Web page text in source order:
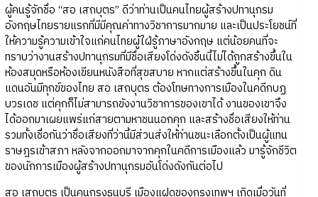
ผู้คนรู้จักชื่อ “สอ เสถบุตร” ดีว่าท่านเป็นคนไทยผู้สร้างปทานุกรม
อังกฤษไทยรายแรกที่มีมีคุณค่าทางวิชาการมากมาย และเป็นประโยชน์ที่
ให้ความรู้ความเข้าใจแก่คนไทยผู้ใฝ่รู้ภาษาอังกฤษ แต่น้อยคนที่จะ
ทราบว่างานสร้างปทานุกรมที่มีชื่อเสียงโด่งดังชิ้นนี้ไม่ได้ถูกสร้างขึ้นใน
ห้องสมุดหรือห้องเขียนหนังสือที่สุขสบาย หากแต่สร้างขึ้นในคุก ดิน
แดนอันมีทุกข์ของไทย สอ เสถบุตร ต้องโทษทางการเมืองในคดีกบฏ
บวรเดช แต่คุกก็ไม่สามารถขังงานวิชาการของเขาได้ งานของเขาจึง
ได้ออกมาเผยแพร่แก่สายตามหาชนนอกคุก และสร้างชื่อเสียงให้ท่าน
รวมทั้งเชื่อกันว่าชื่อเสียงที่ว่านี้มีส่วนส่งให้ท่านชนะเลือกตั้งเป็นผู้แทน
ราษฎรเข้าสภา หลังจากออกมาจากคุกในคดีการเมืองแล้ว มารู้จักชีวิต
ของนักการเมืองผู้สร้างปทานุกรมอันโด่งดังกันต่อไป
สอ เสถบุตร เป็นคนกรุงธนบุรี เมืองแฝดของกรุงเทพฯ เกิดเมื่อวันที่